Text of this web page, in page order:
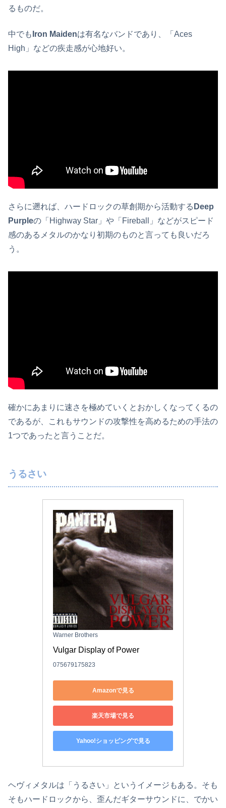
るものだ。
中でも Iron Maidenは有名なバンドであり、「Aces
High」などの疾走感が心地好い。
さらに遡れば、ハードロックの草創期から活動する Deep
Purpleの「Highway Star」や「Fireball」などがスピード
感のあるメタルのかなり初期のものと言っても良いだろ
う。
確かにあまりに速さを極めていくとおかしくなってくるの
であるが、これもサウンドの攻撃性を高めるための手法の
1つであったと言うことだ。
うるさい
Warner Brothers
Vulgar Display of Power
075679175823
Amazonで見る
楽天市場で見る
Yahoo!ショッピングで見る
ヘヴィメタルは「うるさい」というイメージもある。そも
そもハードロックから、歪んだギターサウンドに、でかい